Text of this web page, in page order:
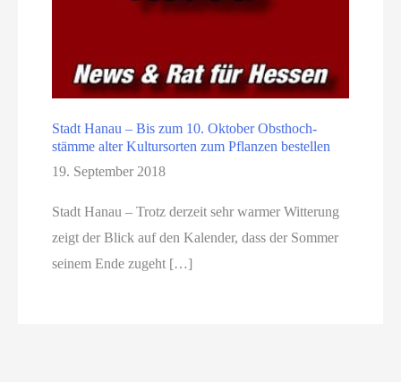
Stadt Hanau – Bis zum 10. Oktober Obsthoch­
stämme alter Kultursorten zum Pflanzen bestellen
19. September 2018
Stadt Hanau – Trotz derzeit sehr warmer Witterung
zeigt der Blick auf den Kalender, dass der Sommer
seinem Ende zugeht […]